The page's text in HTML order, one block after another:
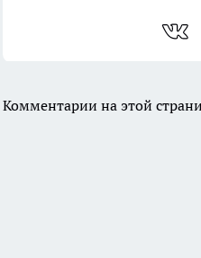
Комментарии на этой